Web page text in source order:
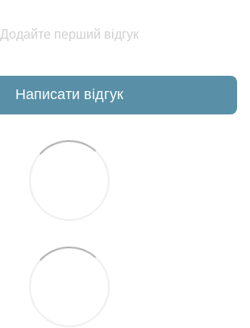
Додайте перший відгук
Написати відгук